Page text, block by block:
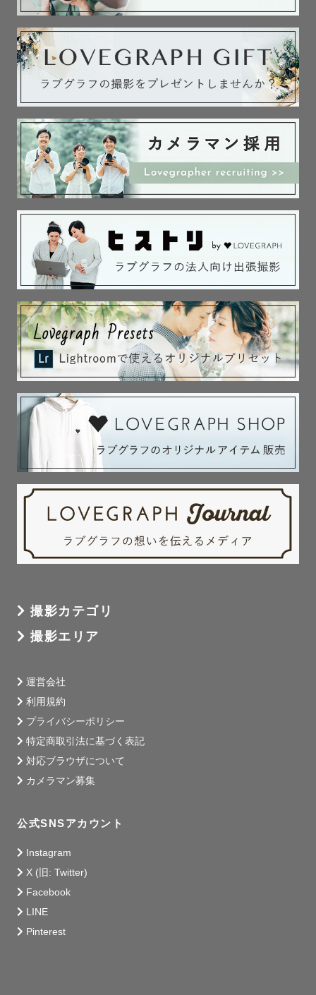
東京を中心に全国出張も可能です✈️
お気軽にご相談ください♪
最後までご覧頂き
本当にありがとうございました！
撮影でお会いできることを
心より楽しみにしています♪
＝＝＝＝＝＝
撮影カテゴリ
撮影エリア
運営会社
利用規約
プライバシーポリシー
特定商取引法に基づく表記
対応ブラウザについて
カメラマン募集
公式SNSアカウント
Instagram
X (旧: Twitter)
Facebook
LINE
Pinterest